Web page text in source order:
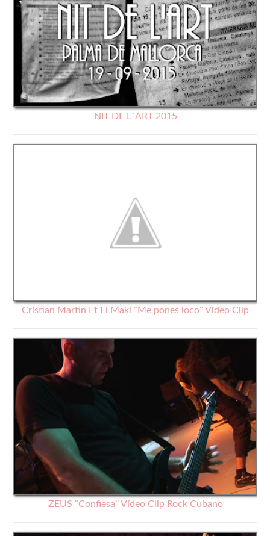
NIT DE L´ART 2015
Cristian Martin Ft El Maki ¨Me pones loco¨ Video Clip
ZEUS ¨Confiesa¨ Vídeo Clip Rock Cubano